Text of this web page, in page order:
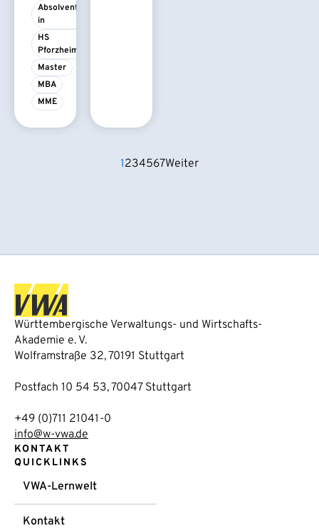
Absolvent/-
in
HS
Pforzheim
Master
MBA
MME
1234567Weiter
Württembergische Verwaltungs- und Wirtschafts-
Akademie e. V.
Wolframstraße 32, 70191 Stuttgart
Postfach 10 54 53, 70047 Stuttgart
+49 (0)711 21041-0
info@w-vwa.de
KONTAKT
QUICKLINKS
VWA-Lernwelt
Kontakt